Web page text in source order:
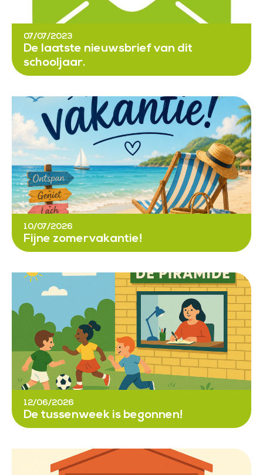
07/07/2023
De laatste nieuwsbrief van dit
schooljaar.
10/07/2026
Fijne zomervakantie!
12/06/2026
De tussenweek is begonnen!